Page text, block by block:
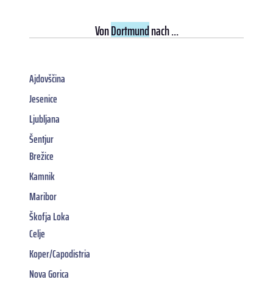
VonDortmundnach ...
Ajdovščina
Jesenice
Ljubljana
Šentjur
Brežice
Kamnik
Maribor
Škofja Loka
Celje
Koper/Capodistria
Nova Gorica